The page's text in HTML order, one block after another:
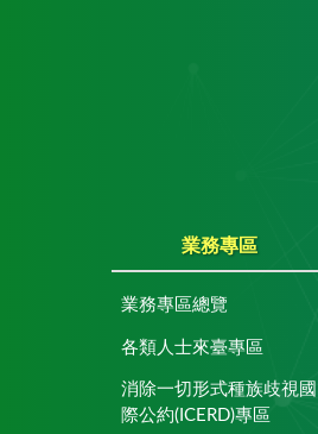
業務專區
業務專區總覽
各類人士來臺專區
消除一切形式種族歧視國
際公約(ICERD)專區